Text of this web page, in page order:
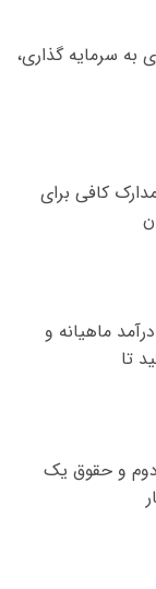
به سرمایه گذاری،
کافی برای
ماهیانه و
تا
دوم و حقوق یک